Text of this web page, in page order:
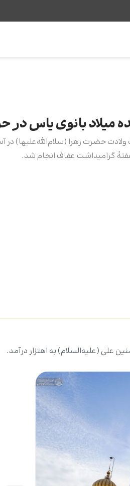
میلاد بانوی یاس
حضرت زهرا (سلام‌الله‌علیها)
گرامیداشت عفاف انجام شد.
علی (علیه‌السلام) به اهتزار درآمد.